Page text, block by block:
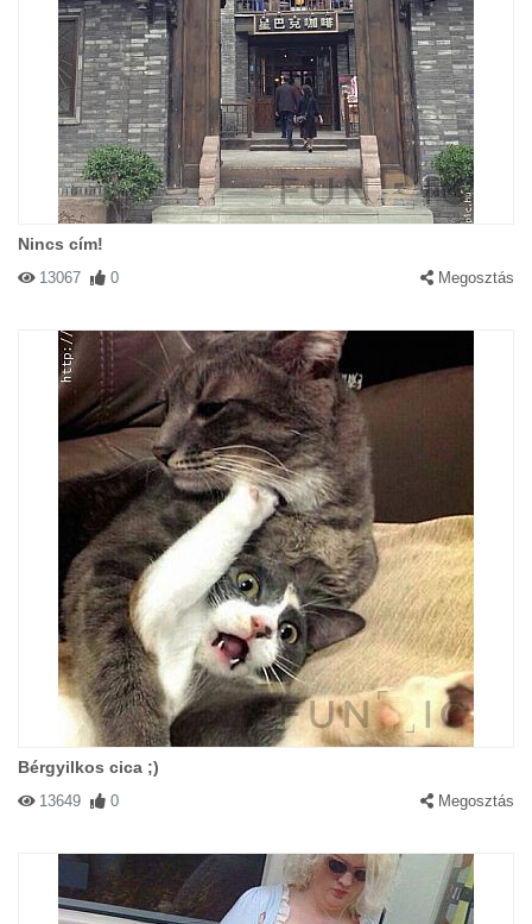
Nincs cím!
13067 0 Megosztás
Bérgyilkos cica ;)
13649 0 Megosztás